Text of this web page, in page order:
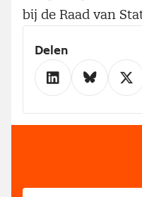
bij de Raad van
Delen